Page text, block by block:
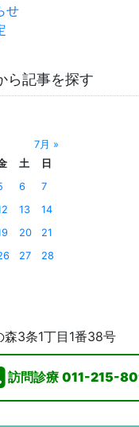
せ
ら記事を探す
7月 »
土
日
6
7
13
14
20
21
27
28
3条1丁目1番38号
訪問診療 011-215-